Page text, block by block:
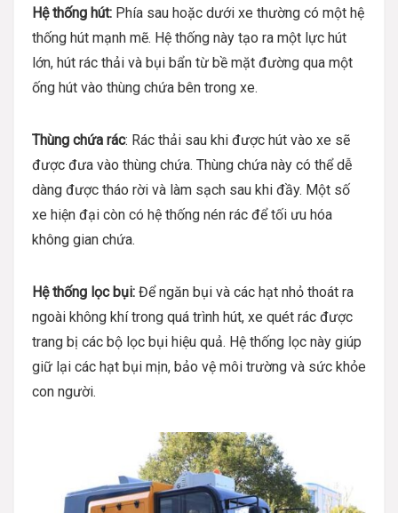
Hệ thống hút: Phía sau hoặc dưới xe thường có một hệ
thống hút mạnh mẽ. Hệ thống này tạo ra một lực hút
lớn, hút rác thải và bụi bẩn từ bề mặt đường qua một
ống hút vào thùng chứa bên trong xe.
Thùng chứa rác: Rác thải sau khi được hút vào xe sẽ
được đưa vào thùng chứa. Thùng chứa này có thể dễ
dàng được tháo rời và làm sạch sau khi đầy. Một số
xe hiện đại còn có hệ thống nén rác để tối ưu hóa
không gian chứa.
Hệ thống lọc bụi: Để ngăn bụi và các hạt nhỏ thoát ra
ngoài không khí trong quá trình hút, xe quét rác được
trang bị các bộ lọc bụi hiệu quả. Hệ thống lọc này giúp
giữ lại các hạt bụi mịn, bảo vệ môi trường và sức khỏe
con người.